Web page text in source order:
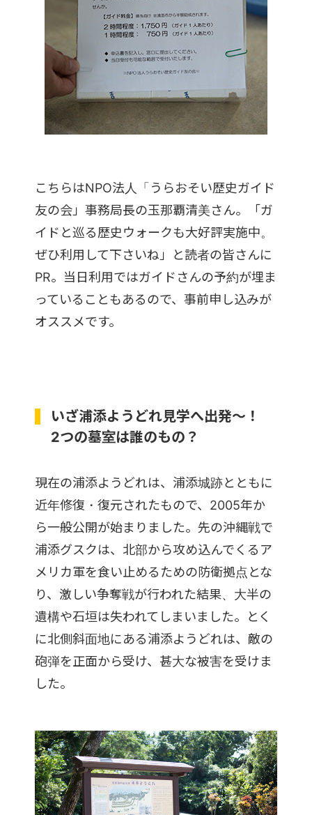
こちらはNPO法人「うらおそい歴史ガイド
友の会」事務局長の玉那覇清美さん。「ガ
イドと巡る歴史ウォークも大好評実施中。
ぜひ利用して下さいね」と読者の皆さんに
PR。当日利用ではガイドさんの予約が埋ま
っていることもあるので、事前申し込みが
オススメです。
いざ浦添ようどれ見学へ出発～！
2つの墓室は誰のもの？
現在の浦添ようどれは、浦添城跡とともに
近年修復・復元されたもので、2005年か
ら一般公開が始まりました。先の沖縄戦で
浦添グスクは、北部から攻め込んでくるア
メリカ軍を食い止めるための防衛拠点とな
り、激しい争奪戦が行われた結果、大半の
遺構や石垣は失われてしまいました。とく
に北側斜面地にある浦添ようどれは、敵の
砲弾を正面から受け、甚大な被害を受けま
した。